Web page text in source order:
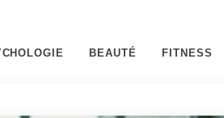
BEAUTÉ FITNESS